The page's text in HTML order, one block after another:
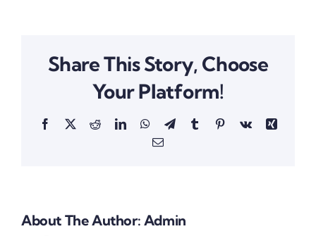
Share This Story, Choose
Your Platform!
Facebook
X RedditLinkedInWhatsApp
TelegramTumblrPinterestVk
Xing
Email
About The Author: Admin